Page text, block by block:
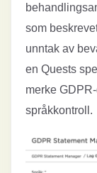
som
unntak av
en Quests
merke
språkkontroll.